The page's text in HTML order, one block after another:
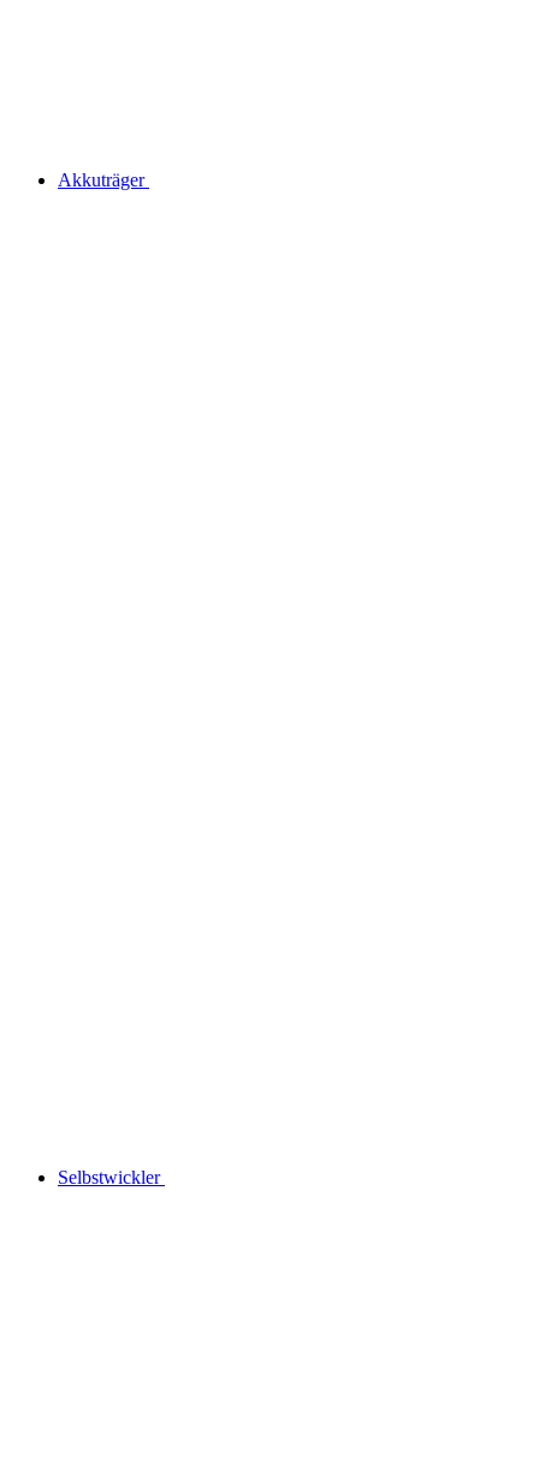
Akkuträger
Selbstwickler